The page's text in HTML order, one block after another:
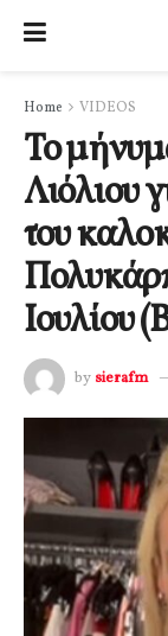
Home VIDEOS
Το
Λιόλιου
του
Ιουλίου
by sierafm